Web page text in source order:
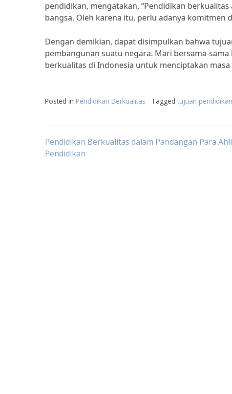
pendidikan, mengatakan, “Pendidikan
bangsa. Oleh karena itu, perlu adanya komitmen
Dengan demikian, dapat disimpulkan bahwa
pembangunan suatu negara. Mari bersama-
berkualitas di Indonesia untuk menciptakan
Posted in Pendidikan Berkualitas Tagged tujuan
Post
Pendidikan Berkualitas dalam Pandangan Para Ahli
Pendidikan